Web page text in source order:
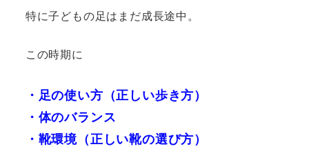
特に子どもの足はまだ成長途中。
この時期に
・足の使い方（正しい歩き方）
・体のバランス
・靴環境（正しい靴の選び方）